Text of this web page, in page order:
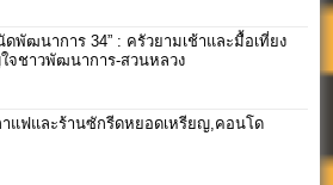
ดพัฒนาการ 34” : ครัวยามเช้าและมื้อเที่ยง
จชาวพัฒนาการ-สวนหลวง
าแฟและร้านซักรีดหยอดเหรียญ,คอนโด